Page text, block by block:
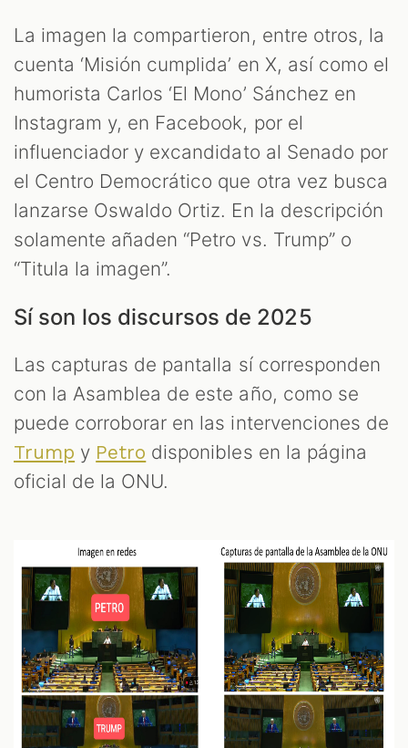
La imagen la compartieron, entre otros, la
cuenta ‘Misión cumplida’ en X, así como el
humorista Carlos ‘El Mono’ Sánchez en
Instagram y, en Facebook, por el
influenciador y excandidato al Senado por
el Centro Democrático que otra vez busca
lanzarse Oswaldo Ortiz. En la descripción
solamente añaden “Petro vs. Trump” o
“Titula la imagen”.
Sí son los discursos de 2025
Las capturas de pantalla sí corresponden
con la Asamblea de este año, como se
puede corroborar en las intervenciones de
Trump y Petro disponibles en la página
oficial de la ONU.